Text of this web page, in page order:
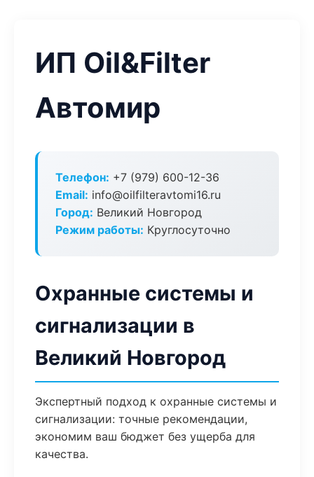
ИП Oil&Filter
Автомир
Телефон: +7 (979) 600-12-36
Email: info@oilfilteravtomi16.ru
Город: Великий Новгород
Режим работы: Круглосуточно
Охранные системы и
сигнализации в
Великий Новгород
Экспертный подход к охранные системы и
сигнализации: точные рекомендации,
экономим ваш бюджет без ущерба для
качества.